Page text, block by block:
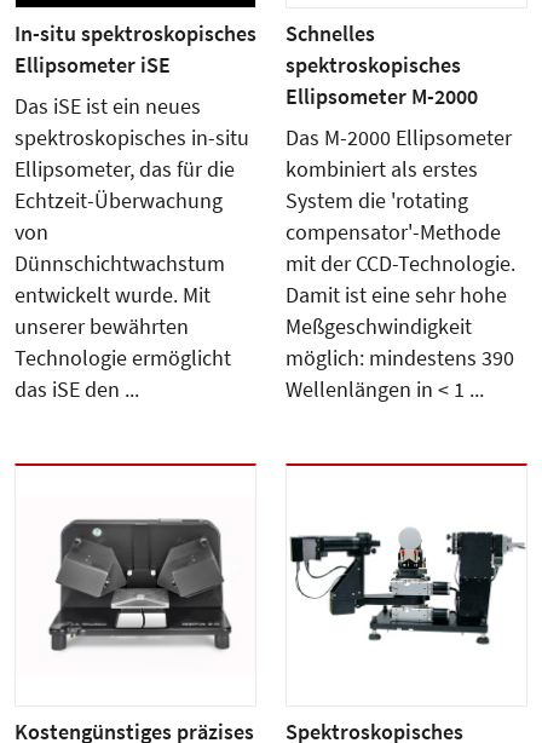
In-situ spektroskopisches
Ellipsometer iSE
Das iSE ist ein neues
spektroskopisches in-situ
Ellipsometer, das für die
Echtzeit-Überwachung
von
Dünnschichtwachstum
entwickelt wurde. Mit
unserer bewährten
Technologie ermöglicht
das iSE den ...
Schnelles
spektroskopisches
Ellipsometer M-2000
Das M-2000 Ellipsometer
kombiniert als erstes
System die 'rotating
compensator'-Methode
mit der CCD-Technologie.
Damit ist eine sehr hohe
Meßgeschwindigkeit
möglich: mindestens 390
Wellenlängen in < 1 ...
Kostengünstiges präzises
Spektroskopisches